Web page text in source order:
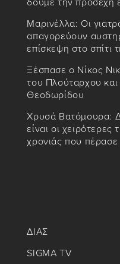
δούμε την προσεχή
Μαρινέλλα: Οι
απαγορεύουν
επίσκεψη στο σπίτι
Ξέσπασε ο Νίκος
του Πλούταρχου και
Θεοδωρίδου
Χρυσά Βατόμουρα:
είναι οι χειρότερες
χρονιάς που πέρασε
ΔΙΑΣ
SIGMA TV